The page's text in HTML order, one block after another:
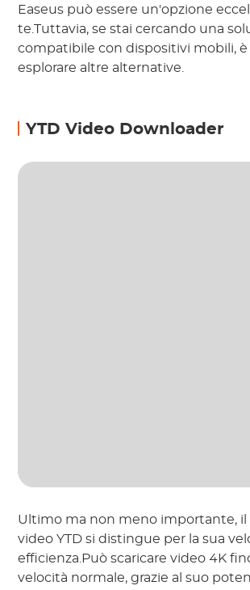
Easeus può essere un'opzione
te.Tuttavia, se stai cercando una
compatibile con dispositivi mobili, è
esplorare altre alternative.
YTD Video Downloader
Ultimo ma non meno importante, il
video YTD si distingue per la sua
efficienza.Può scaricare video 4K
velocità normale, grazie al suo